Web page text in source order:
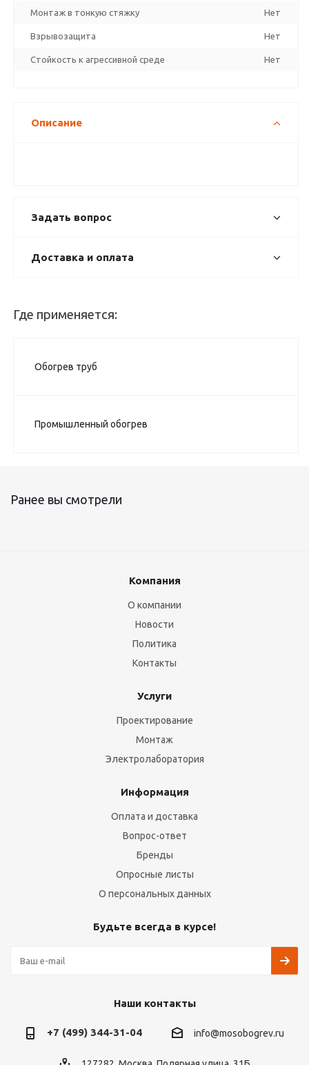
Монтаж в тонкую стяжку Нет
Взрывозащита Нет
Стойкость к агрессивной среде Нет
Описание
Задать вопрос
Доставка и оплата
Где применяется:
Обогрев труб
Промышленный обогрев
Ранее вы смотрели
Компания
О компании
Новости
Политика
Контакты
Услуги
Проектирование
Монтаж
Электролаборатория
Информация
Оплата и доставка
Вопрос-ответ
Бренды
Опросные листы
О персональных данных
Будьте всегда в курсе!
Наши контакты
+7 (499) 344-31-04 info@mosobogrev.ru